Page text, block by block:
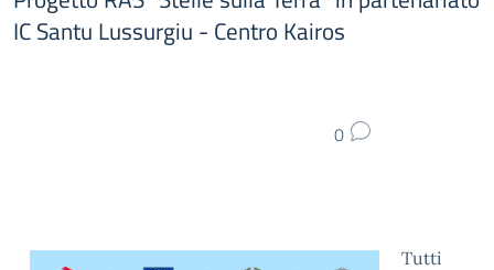
IC Santu Lussurgiu - Centro Kairos
0
Tutti